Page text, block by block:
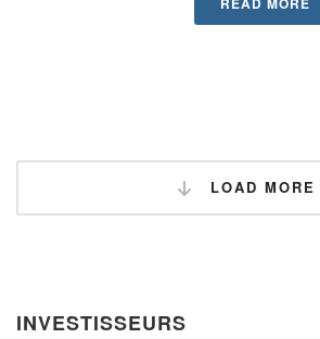
LOAD MORE
INVESTISSEURS